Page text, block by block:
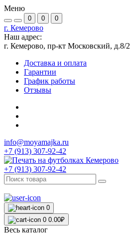
Меню
0 0 0
г. Кемерово
Наш адрес:
г. Кемерово, пр-кт Московский, д.8/2
Доставка и оплата
Гарантии
График работы
Отзывы
info@moyamajka.ru
+7 (913) 307-92-42
+7 (913) 307-92-42
0
0 0.00₽
Весь каталог